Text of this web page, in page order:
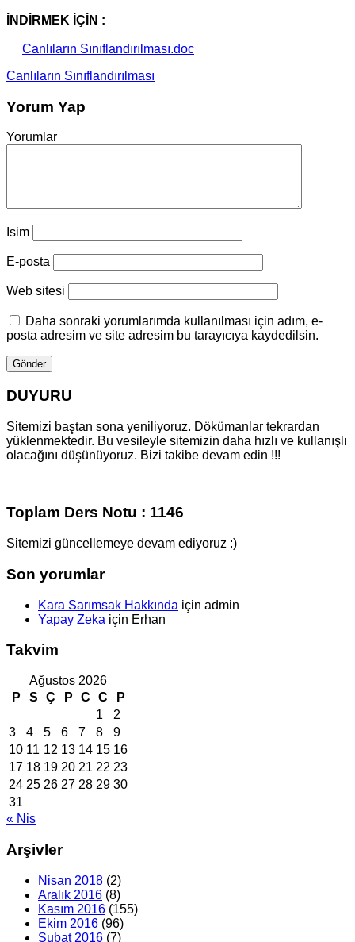
İNDİRMEK İÇİN :
Canlıların Sınıflandırılması.doc
Canlıların Sınıflandırılması
Yorum Yap
Yorumlar
Isim
E-posta
Web sitesi
Daha sonraki yorumlarımda kullanılması için adım, e-
posta adresim ve site adresim bu tarayıcıya kaydedilsin.
DUYURU
Sitemizi baştan sona yeniliyoruz. Dökümanlar tekrardan
yüklenmektedir. Bu vesileyle sitemizin daha hızlı ve kullanışlı
olacağını düşünüyoruz. Bizi takibe devam edin !!!
Toplam Ders Notu : 1146
Sitemizi güncellemeye devam ediyoruz :)
Son yorumlar
Kara Sarımsak Hakkında için admin
Yapay Zeka için Erhan
Takvim
Ağustos 2026
P
S Ç P C C
P
1
2
3
4 5 6 7 8
9
10 11 12 13 14 15 16
17 18 19 20 21 22 23
24 25 26 27 28 29 30
31
« Nis
Arşivler
Nisan 2018 (2)
Aralık 2016 (8)
Kasım 2016 (155)
Ekim 2016 (96)
Şubat 2016 (7)